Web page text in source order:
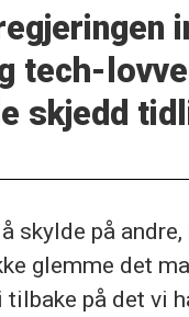
tech-
skjedd
skylde på andre,
glemme det
tilbake på det vi